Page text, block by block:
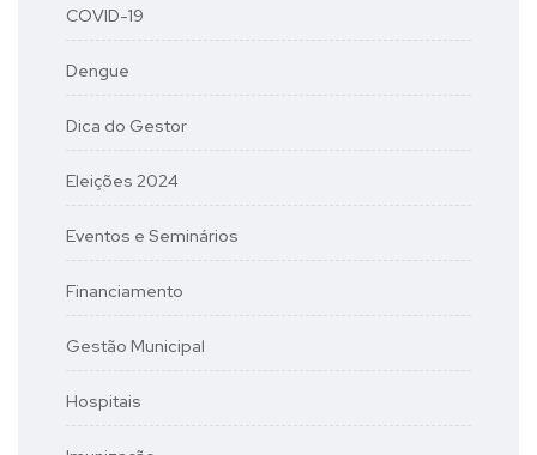
COVID-19
Dengue
Dica do Gestor
Eleições 2024
Eventos e Seminários
Financiamento
Gestão Municipal
Hospitais